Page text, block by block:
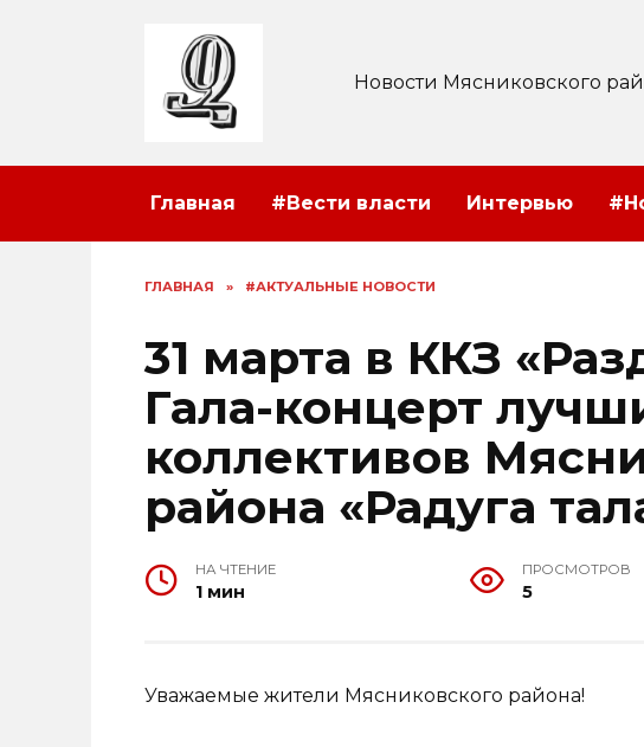
Новости Мясниковского
Главная #Вести власти Интервью
ГЛАВНАЯ » #АКТУАЛЬНЫЕ НОВОСТИ
31 марта в ККЗ
Гала-концерт
коллективов
района «Радуга
НА ЧТЕНИЕ
1 мин
ПРОСМОТРОВ
5
Уважаемые жители Мясниковского района!